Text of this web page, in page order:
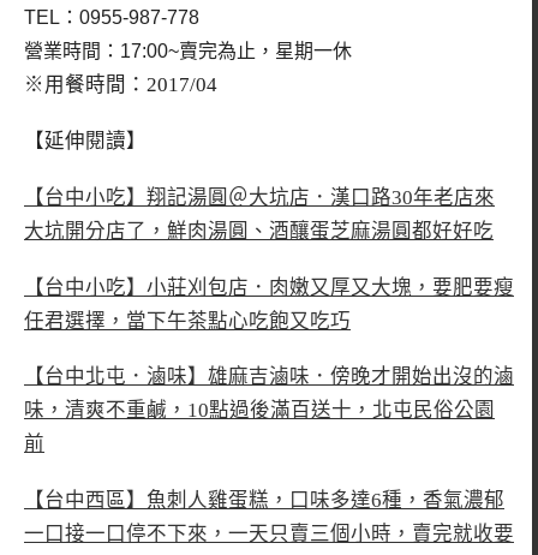
TEL：0955-987-778
營業時間：17:00~賣完為止，星期一休
※用餐時間：2017/04
【延伸閱讀】
【台中小吃】翔記湯圓＠大坑店．漢口路30年老店來
大坑開分店了，鮮肉湯圓、酒釀蛋芝麻湯圓都好好吃
【台中小吃】小莊刈包店．肉嫩又厚又大塊，要肥要瘦
任君選擇，當下午茶點心吃飽又吃巧
【台中北屯．滷味】雄麻吉滷味．傍晚才開始出沒的滷
味，清爽不重鹹，10點過後滿百送十，北屯民俗公園
前
【台中西區】魚刺人雞蛋糕，口味多達6種，香氣濃郁
一口接一口停不下來，一天只賣三個小時，賣完就收要